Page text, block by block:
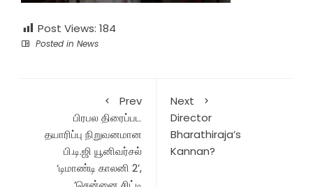
Post Views: 184
Posted in News
Prev
பிரபல திரைப்பட
தயாரிப்பு நிறுவனமான
பி.டி.ஜி யூனிவர்சல்
‘டிமாண்டி காலனி 2’,
Next
Director
Bharathiraja’s
Kannan?